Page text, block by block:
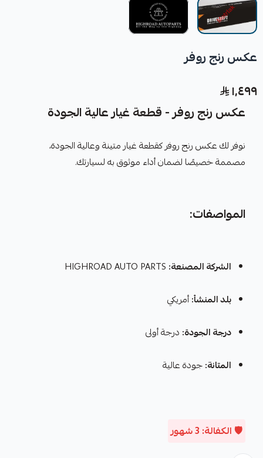
عكس رنج روفر
١٬٤٩٩
عكس رنج روفر - قطعة غيار عالية الجودة
نوفر لك عكس رنج روفر كقطعة غيار متينة وعالية الجودة،
مصممة خصيصًا لضمان أداء موثوق به لسيارتك.
المواصفات:
الشركة المصنعة:
بلد المنشأ:أمريكي
درجة الجودة: درجة أولى
المتانة:جودة عالية
🛡️ الكفالة: 3 شهور